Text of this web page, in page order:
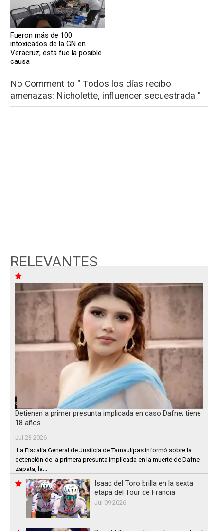
Fueron más de 100
intoxicados de la GN en
Veracruz; esta fue la posible
causa
No Comment to " Todos los días recibo
amenazas: Nicholette, influencer secuestrada "
RELEVANTES
Detienen a primer presunta implicada en caso Dafne; tiene
18 años
Jul 23 2026
La Fiscalía General de Justicia de Tamaulipas informó sobre la
detención de la primera presunta implicada en la muerte de Dafne
Zapata, la...
Isaac del Toro brilla en la sexta
etapa del Tour de Francia
Jul 09 2026